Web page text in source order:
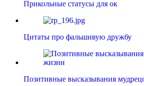
Прикольные статусы для ок
Цитаты про фальшивую дружбу
Позитивные высказывания